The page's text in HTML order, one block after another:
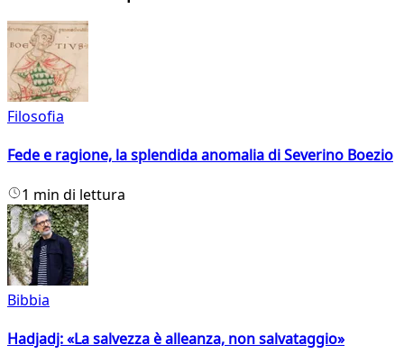
Filosofia
Fede e ragione, la splendida anomalia di Severino Boezio
1 min di lettura
Bibbia
Hadjadj: «La salvezza è alleanza, non salvataggio»